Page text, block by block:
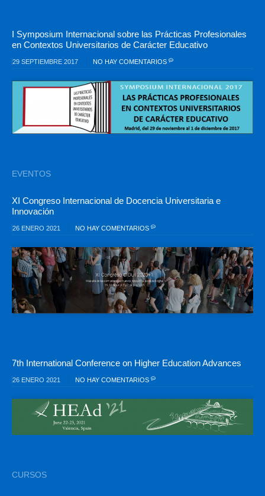
I Symposium Internacional sobre las Prácticas Profesionales
en Contextos Universitarios de Carácter Educativo
29 SEPTIEMBRE 2017 NO HAY COMENTARIOS
EVENTOS
XI Congreso Internacional de Docencia Universitaria e
Innovación
26 ENERO 2021 NO HAY COMENTARIOS
7th International Conference on Higher Education Advances
26 ENERO 2021 NO HAY COMENTARIOS
CURSOS